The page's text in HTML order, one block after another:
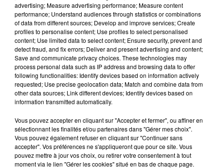
S’ils ne manquent pas de compliments pour leurs petits
protégés, les quatre coachs de TheVoice Kidsne manquent
pas non plus d’éloges les uns pour les autres.D'après les
propos de PatrickFiori, il s’agit d’une« belle équipe »qu’il
aime profondément, comme une famille.Pour Jenifer,
« ce
sont des copains »:«J’étais contente, je ne suis plus la
seule fille, j’ai ma copine Amel qui est venue nous
rejoindre.Sopraest un amour et extrêmement talentueux.
Patrick qui est comme mon grand frère
complicité entre les coachs, pourtant concurrents sur le
papier.
advertising; Measure advertising performance; Measure content
performance; Understand audiences through statistics or combinations
of data from different sources; Develop and improve services; Create
profiles to personalise content; Use profiles to select personalised
content; Use limited data to select content; Ensure security, prevent and
detect fraud, and fix errors; Deliver and present advertising and content;
Save and communicate privacy choices. These technologies may
process personal data such as IP address and browsing data to offer
following functionalities: Identify devices based on information actively
requested; Use precise geolocation data; Match and combine data from
other data sources; Link different devices; Identify devices based on
information transmitted automatically.
Vous pouvez accepter en cliquant sur "Accepter et fermer", ou affiner en
sélectionnant les finalités et/ou partenaires dans "Gérer mes choix".
Vous pouvez également refuser en cliquant sur "Continuer sans
accepter". Vos préférences ne s'appliqueront que pour ce site. Vous
pouvez mettre à jour vos choix, ou retirer votre consentement à tout
moment via le lien "Gérer les cookies" situé en bas de chaque page.